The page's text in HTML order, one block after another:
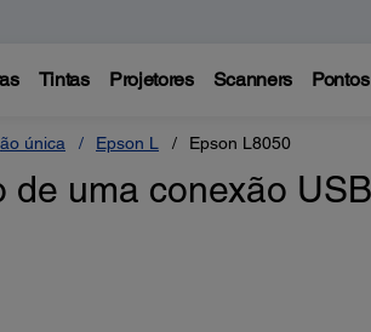
Tintas Projetores Scanners
única Epson L Epson L8050
de uma conexão